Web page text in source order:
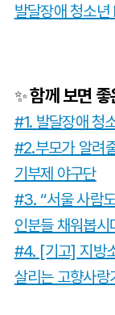
발달장애 청소
✨함께 보면 좋
#1. 발달장애 청
#2.부모가 알려
기부제 야구단
#3. “서울 사람
인분들 채워봅시
#4. [기고] 지방
살리는 고향사랑